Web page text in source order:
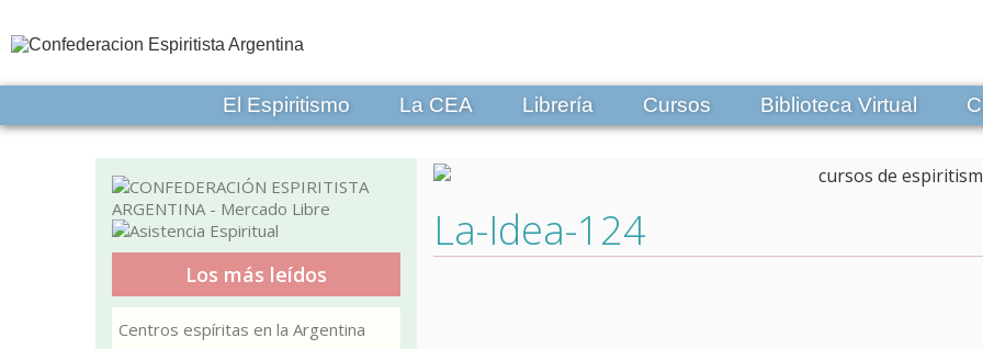
El Espiritismo La CEA Librería Cursos Biblioteca Virtual
La-Idea-124
Los más leídos
Centros espíritas en la Argentina